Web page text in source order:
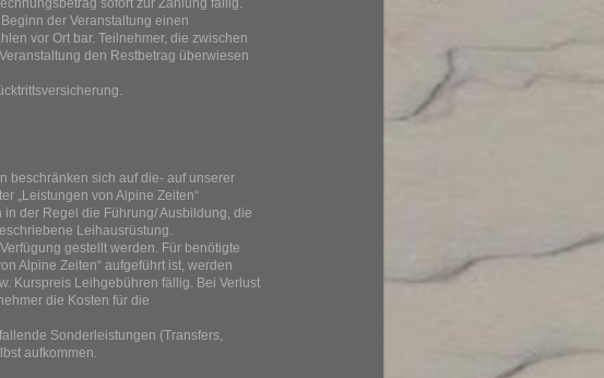
sofort zur Zahlung fällig.
der Veranstaltung einen
vor Ort bar. Teilnehmer, die zwischen
den Restbetrag überwiesen
beschränken sich auf die- auf unserer
„Leistungen von Alpine Zeiten“
der Regel die Führung/ Ausbildung, die
Leihausrüstung.
gestellt werden. Für benötigte
Alpine Zeiten“ aufgeführt ist, werden
Kurspreis Leihgebühren fällig. Bei Verlust
die Kosten für die
Sonderleistungen (Transfers,
aufkommen.